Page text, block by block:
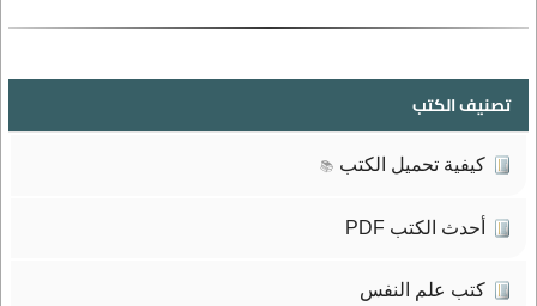
تصنيف الكتب
كيفية تحميل الكتب 📚
أحدث الكتب PDF
كتب علم النفس